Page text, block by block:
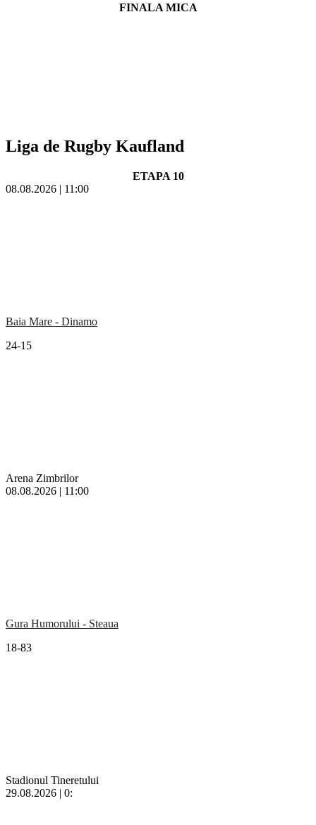
FINALA MICA
Liga de Rugby Kaufland
ETAPA 10
08.08.2026 | 11:00
Baia Mare - Dinamo
24-15
Arena Zimbrilor
08.08.2026 | 11:00
Gura Humorului - Steaua
18-83
Stadionul Tineretului
29.08.2026 | 0: